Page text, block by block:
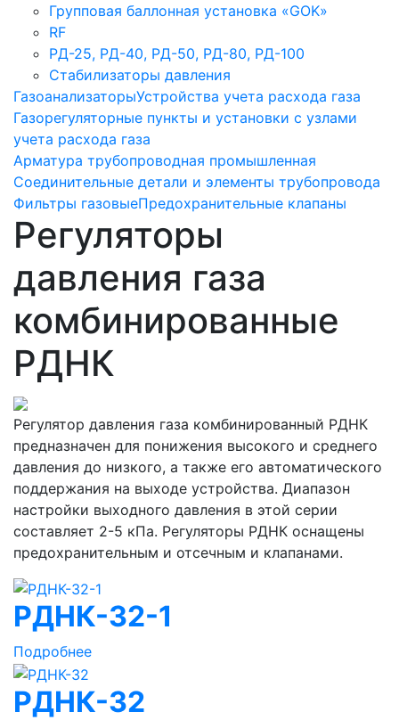
Групповая баллонная установка «GOK»
RF
РД-25, РД-40, РД-50, РД-80, РД-100
Стабилизаторы давления
ГазоанализаторыУстройства учета расхода газа
Газорегуляторные пункты и установки с узлами
учета расхода газа
Арматура трубопроводная промышленная
Соединительные детали и элементы трубопровода
Фильтры газовыеПредохранительные клапаны
Регуляторы
давления газа
комбинированные
РДНК
Регулятор давления газа комбинированный РДНК
предназначен для понижения высокого и среднего
давления до низкого, а также его автоматического
поддержания на выходе устройства. Диапазон
настройки выходного давления в этой серии
составляет 2-5 кПа. Регуляторы РДНК оснащены
предохранительным и отсечным и клапанами.
РДНК-32-1
Подробнее
РДНК-32